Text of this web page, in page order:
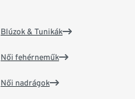
Blúzok & Tunikák
Női fehérneműk
Női nadrágok